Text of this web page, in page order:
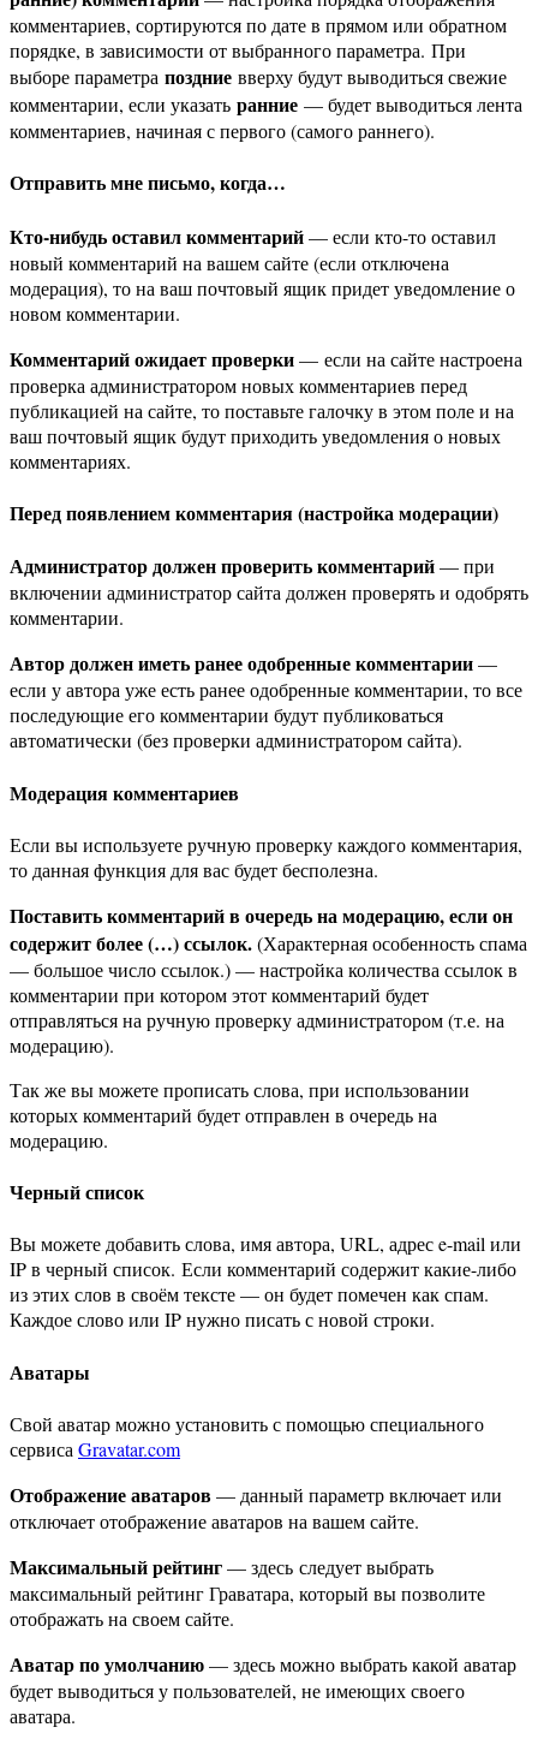
комментариев, сортируются по дате в прямом или обратном
порядке, в зависимости от выбранного параметра. При
выборе параметра поздние вверху будут выводиться свежие
комментарии, если указать ранние — будет выводиться лента
комментариев, начиная с первого (самого раннего).
Отправить мне письмо, когда…
Кто-нибудь оставил комментарий— если кто-то оставил
новый комментарий на вашем сайте (если отключена
модерация), то на ваш почтовый ящик придет уведомление о
новом комментарии.
Комментарий ожидает проверки— если на сайте настроена
проверка администратором новых комментариев перед
публикацией на сайте, то поставьте галочку в этом поле и на
ваш почтовый ящик будут приходить уведомления о новых
комментариях.
Перед появлением комментария (настройка модерации)
Администратор должен проверить комментарий— при
включении администратор сайта должен проверять и одобрять
комментарии.
Автор должен иметь ранее одобренные комментарии—
если у автора уже есть ранее одобренные комментарии, то все
последующие его комментарии будут публиковаться
автоматически (без проверки администратором сайта).
Модерация комментариев
Если вы используете ручную проверку каждого комментария,
то данная функция для вас будет бесполезна.
Поставить комментарий в очередь на модерацию, если он
содержит более (…) ссылок.(Характерная особенность спама
— большое число ссылок.) — настройка количества ссылок в
комментарии при котором этот комментарий будет
отправляться на ручную проверку администратором (т.е. на
модерацию).
Так же вы можете прописать слова, при использовании
которых комментарий будет отправлен в очередь на
модерацию.
Черный список
Вы можете добавить слова, имя автора, URL, адрес e-mail или
IP в черный список. Если комментарий содержит какие-либо
из этих слов в своём тексте — он будет помечен как спам.
Каждое слово или IP нужно писать с новой строки.
Аватары
Свой аватар можно установить с помощью специального
сервиса Gravatar.com
Отображение аватаров— данный параметр включает или
отключает отображение аватаров на вашем сайте.
Максимальный рейтинг— здесь следует выбрать
максимальный рейтинг Граватара, который вы позволите
отображать на своем сайте.
Аватар по умолчанию— здесь можно выбрать какой аватар
будет выводиться у пользователей, не имеющих своего
аватара.